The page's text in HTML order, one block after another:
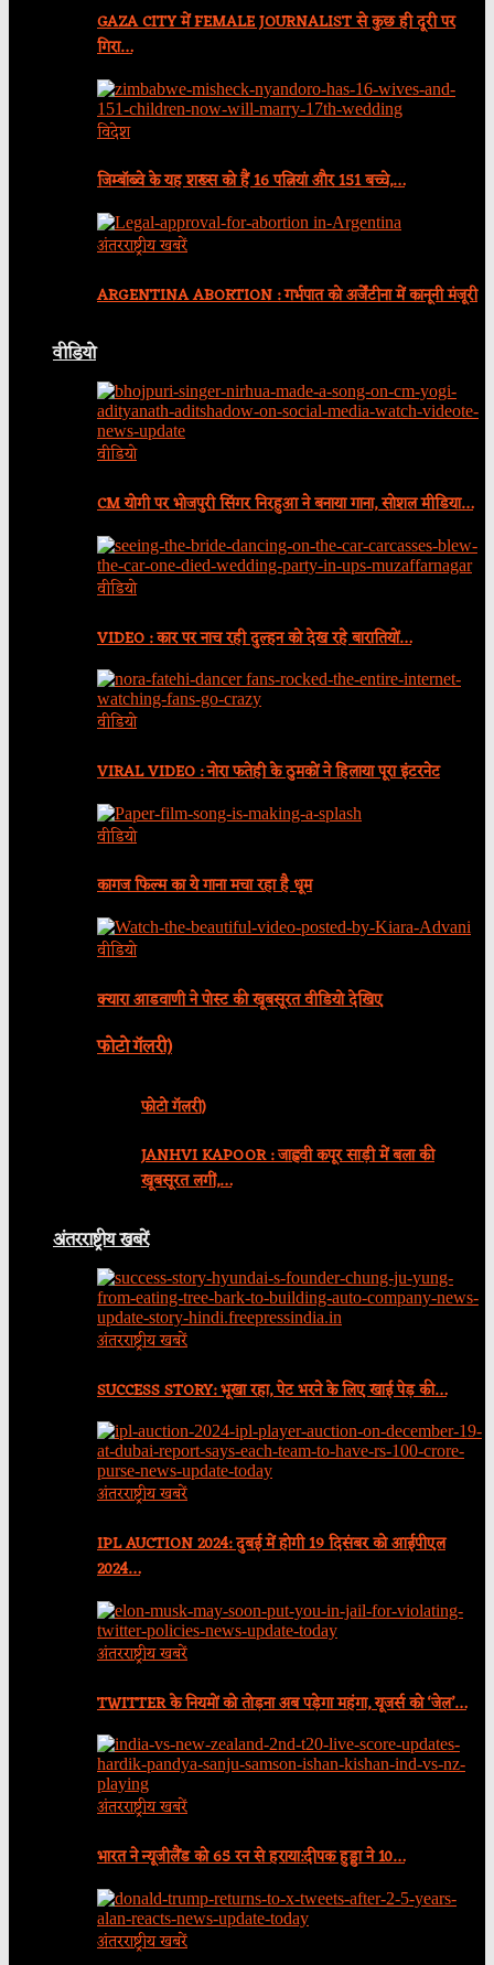
GAZA CITY में FEMALE JOURNALIST से कुछ ही दूरी पर
गिरा…
विदेश
जिम्बॉब्वे के यह शख्स को हैं 16 पत्नियां और 151 बच्चे,…
अंतरराष्ट्रीय खबरें
ARGENTINA ABORTION : गर्भपात को अर्जेंटीना में कानूनी मंजूरी
वीडियो
वीडियो
CM योगी पर भोजपुरी सिंगर निरहुआ ने बनाया गाना, सोशल मीडिया…
वीडियो
VIDEO : कार पर नाच रही दुल्हन को देख रहे बारातियों…
वीडियो
VIRAL VIDEO : नोरा फतेही के ठुमकों ने हिलाया पूरा इंटरनेट
वीडियो
कागज फिल्म का ये गाना मचा रहा है धूम
वीडियो
क्यारा आडवाणी ने पोस्ट की खूबसूरत वीडियो देखिए
फोटो गॅलरी)
फोटो गॅलरी)
JANHVI KAPOOR : जाह्नवी कपूर साड़ी में बला की
खूबसूरत लगीं,…
अंतरराष्ट्रीय खबरें
अंतरराष्ट्रीय खबरें
SUCCESS STORY: भूखा रहा, पेट भरने के लिए खाई पेड़ की…
अंतरराष्ट्रीय खबरें
IPL AUCTION 2024: दुबई में होगी 19 दिसंबर को आईपीएल
2024…
अंतरराष्ट्रीय खबरें
TWITTER के नियमों को तोड़ना अब पड़ेगा महंगा, यूजर्स को ‘जेल’…
अंतरराष्ट्रीय खबरें
भारत ने न्यूजीलैंड को 65 रन से हराया:दीपक हुड्डा ने 10…
अंतरराष्ट्रीय खबरें